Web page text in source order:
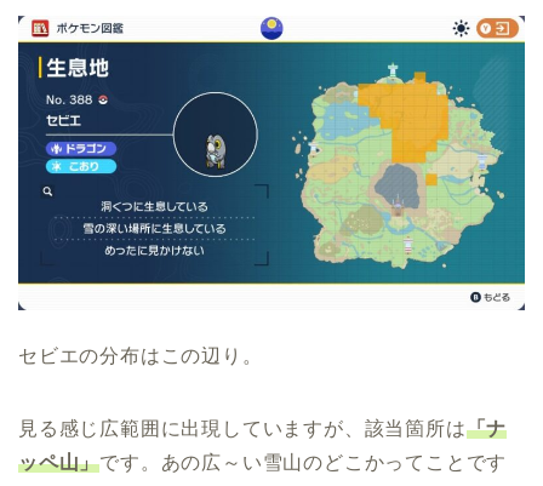
セビエの分布はこの辺り。
見る感じ広範囲に出現していますが、該当箇所は「ナ
ッペ山」です。あの広～い雪山のどこかってことです